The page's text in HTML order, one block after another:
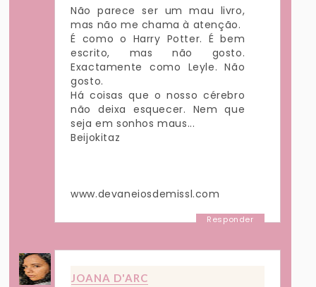
Não parece ser um mau livro,
mas não me chama à atenção.
É como o Harry Potter. É bem
escrito, mas não gosto.
Exactamente como Leyle. Não
gosto.
Há coisas que o nosso cérebro
não deixa esquecer. Nem que
seja em sonhos maus...
Beijokitaz
www.devaneiosdemissl.com
Responder
JOANA D'ARC